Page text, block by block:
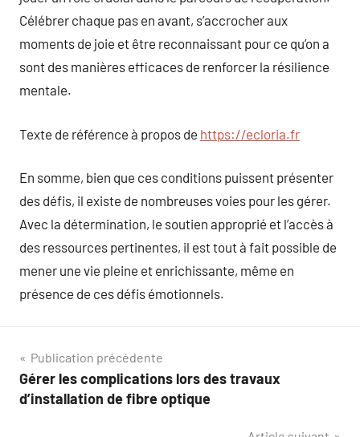
Célébrer chaque pas en avant, s’accrocher aux
moments de joie et être reconnaissant pour ce qu’on a
sont des manières efficaces de renforcer la résilience
mentale.
Texte de référence à propos de https://ecloria.fr
En somme, bien que ces conditions puissent présenter
des défis, il existe de nombreuses voies pour les gérer.
Avec la détermination, le soutien approprié et l’accès à
des ressources pertinentes, il est tout à fait possible de
mener une vie pleine et enrichissante, même en
présence de ces défis émotionnels.
Navigation
de
Publication précédente
Gérer les complications lors des travaux
d’installation de fibre optique